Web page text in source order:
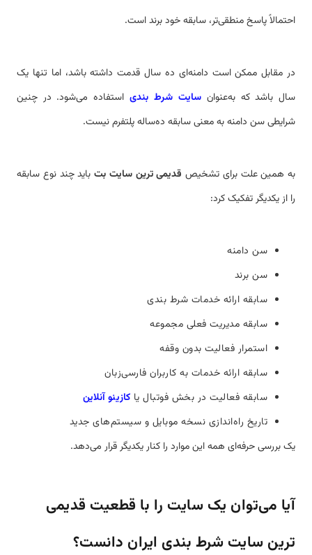
احتمالاً پاسخ منطقی‌تر، سابقه خود برند است.
در مقابل ممکن است دامنه‌ای ده سال قدمت داشته باشد، اما تنها یک
سال باشد که به‌عنوان سایت شرط بندی استفاده می‌شود. در چنین
شرایطی سن دامنه به معنی سابقه ده‌ساله پلتفرم نیست.
به همین علت برای تشخیص قدیمی ترین سایت بت باید چند نوع سابقه
را از یکدیگر تفکیک کرد:
سن دامنه
سن برند
سابقه ارائه خدمات شرط بندی
سابقه مدیریت فعلی مجموعه
استمرار فعالیت بدون وقفه
سابقه ارائه خدمات به کاربران فارسی‌زبان
سابقه فعالیت در بخش فوتبال یا کازینو آنلاین
تاریخ راه‌اندازی نسخه موبایل و سیستم‌های جدید
یک بررسی حرفه‌ای همه این موارد را کنار یکدیگر قرار می‌دهد.
آیا می‌توان یک سایت را با قطعیت قدیمی
ترین سایت شرط بندی ایران دانست؟